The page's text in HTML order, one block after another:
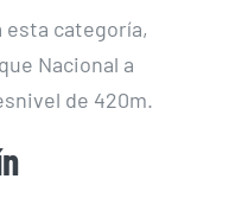
esta categoría,
Nacional a
de 420m.